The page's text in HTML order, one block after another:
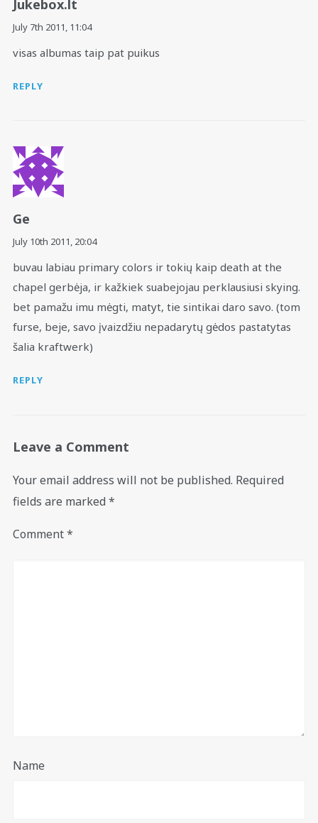
Jukebox.lt
July 7th 2011, 11:04
visas albumas taip pat puikus
REPLY
Ge
July 10th 2011, 20:04
buvau labiau primary colors ir tokių kaip death at the
chapel gerbėja, ir kažkiek suabejojau perklausiusi skying.
bet pamažu imu mėgti, matyt, tie sintikai daro savo. (tom
furse, beje, savo įvaizdžiu nepadarytų gėdos pastatytas
šalia kraftwerk)
REPLY
Leave a Comment
Your email address will not be published. Required
fields are marked *
Comment*
Name